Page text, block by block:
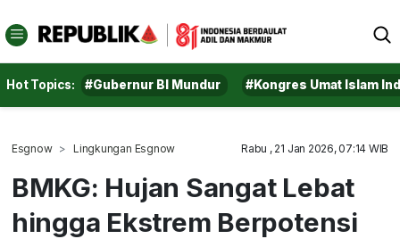
Hot Topics: #Gubernur BI Mundur #Kongres Umat Islam
Esgnow Lingkungan Esgnow Rabu , 21 Jan 2026, 07:14 WIB
BMKG: Hujan Sangat Lebat
hingga Ekstrem Berpotensi